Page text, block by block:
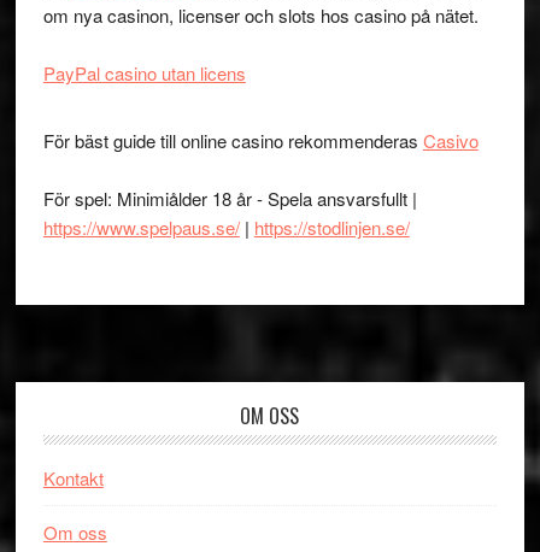
om nya casinon, licenser och slots hos casino på nätet.
PayPal casino utan licens
För bäst guide till online casino rekommenderas Casivo
För spel: Minimiålder 18 år - Spela ansvarsfullt |
https://www.spelpaus.se/| https://stodlinjen.se/
OM OSS
Kontakt
Om oss